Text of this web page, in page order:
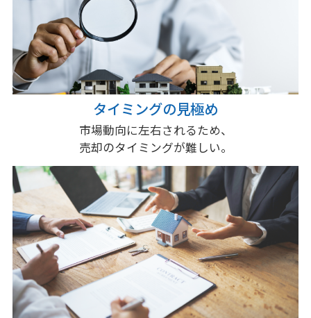
タイミングの見極め
市場動向に左右されるため、
売却のタイミングが難しい。